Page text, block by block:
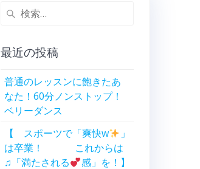
検
最近の投稿
普通のレッスンに飽きたあ
なた！60分ノンストップ！
ベリーダンス
【 スポーツで「爽快w
」
は卒業！ これからは
♫「満たされる
感」を！】